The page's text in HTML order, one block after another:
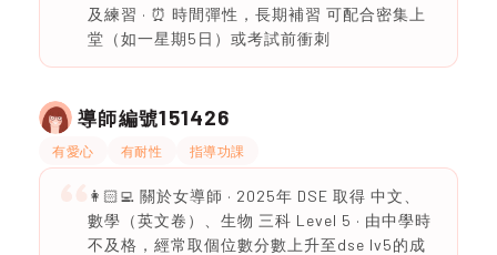
及練習 · ⏰ 時間彈性，長期補習 可配合密集上
堂（如一星期5日）或考試前衝刺
導師編號151426
有愛心 有耐性 指導功課
👩🏻‍💻 關於女導師 · 2025年 DSE 取得 中文、
數學（英文卷）、生物 三科 Level 5 · 由中學時
不及格，經常取個位數分數上升至dse lv5的成